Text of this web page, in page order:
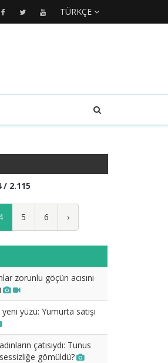
TÜRKÇE
/ 2.115
5 6 ›
zorunlu göçün acısını
yüzü: Yumurta satışı
çatısıydı: Tunus
gömüldü?